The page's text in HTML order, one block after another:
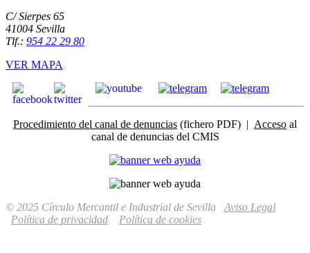
C/ Sierpes 65
41004 Sevilla
Tlf.: 954 22 29 80
VER MAPA
Procedimiento del canal de denuncias (fichero PDF) | Acceso al
canal de denuncias del CMIS
© 2025 Círculo Mercantil e Industrial de Sevilla Aviso Legal
Política de privacidad
Política de cookies